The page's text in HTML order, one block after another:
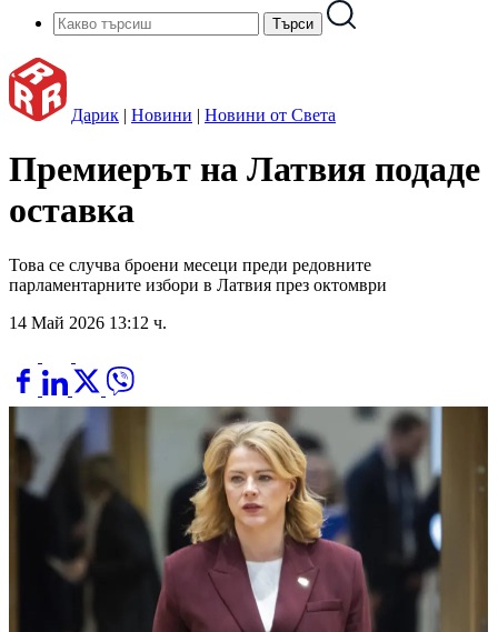
Дарик | Новини | Новини от Света
Премиерът на Латвия подаде
оставка
Това се случва броени месеци преди редовните
парламентарните избори в Латвия през октомври
14 Май 2026 13:12 ч.